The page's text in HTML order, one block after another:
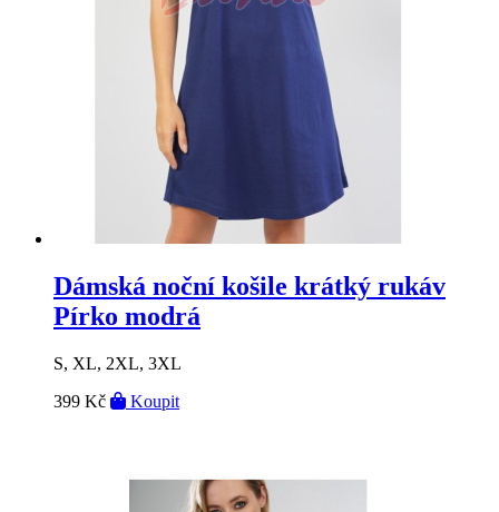
Dámská noční košile krátký rukáv
Pírko modrá
S, XL, 2XL, 3XL
399 Kč
Koupit